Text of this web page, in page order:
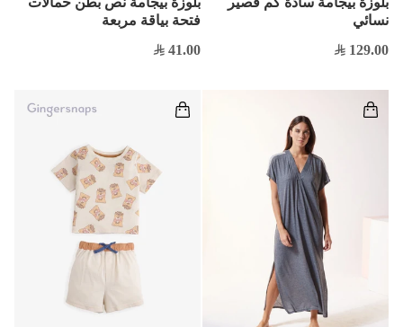
نسائي
129.00
فتحة بياقة مربعة
41.00